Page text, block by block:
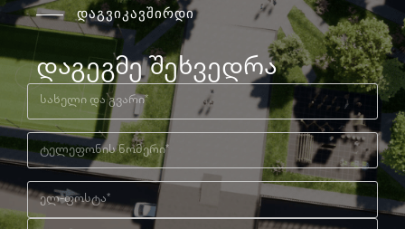
დაგვიკავშირდი
დაგეგმე შეხვედრა